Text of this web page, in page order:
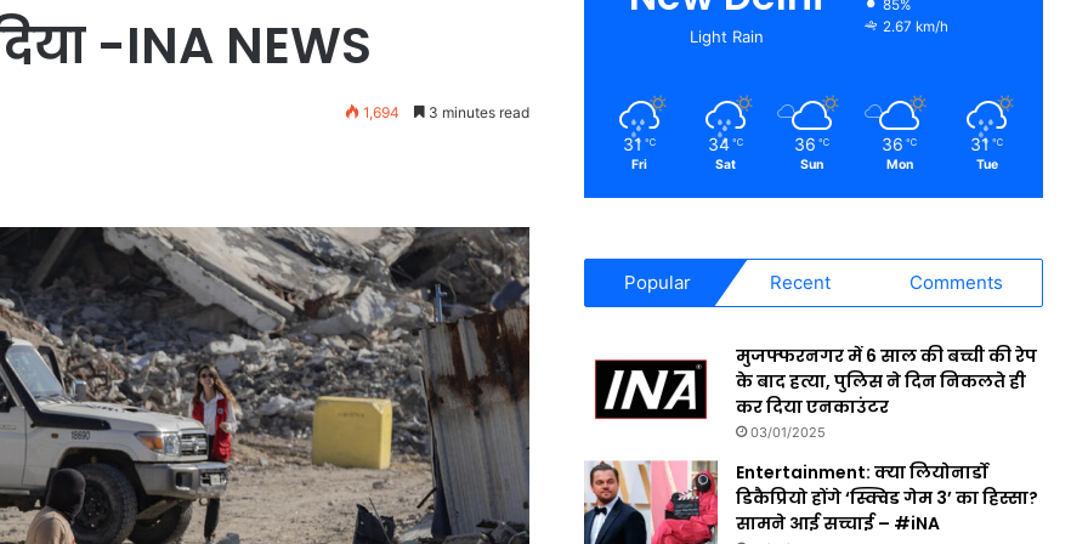
-INA NEWS
1,694 3 minutes read
Light Rain
85%
2.67 km/h
31 ℃
Fri
34 ℃
Sat
36 ℃
Sun
36 ℃
Mon
31 ℃
Tue
Popular Recent Comments
मुजफ्फरनगर में 6 साल की बच्ची की रेप
के बाद हत्या, पुलिस ने दिन निकलते ही
कर दिया एनकाउंटर
03/01/2025
Entertainment: क्या लियोनार्डो
डिकैप्रियो होंगे ‘स्क्विड गेम 3’ का हिस्सा?
सामने आई सच्चाई – #iNA